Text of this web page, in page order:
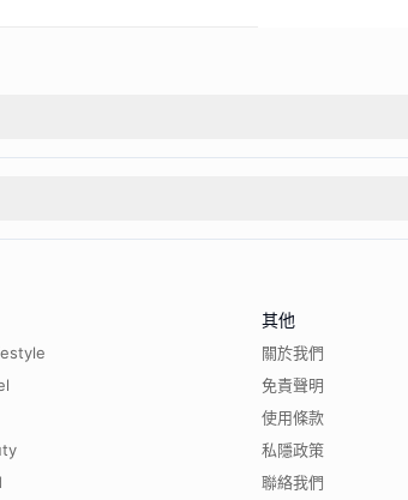
其他
關於我們
免責聲明
使用條款
私隱政策
聯絡我們